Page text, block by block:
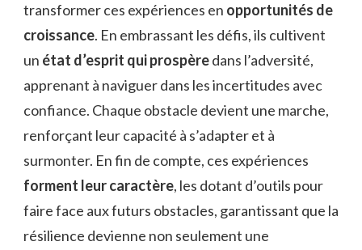
transformer ces expériences en opportunités de
croissance. En embrassant les défis, ils cultivent
un état d’esprit qui prospèredans l’adversité,
apprenant à naviguer dans les incertitudes avec
confiance. Chaque obstacle devient une marche,
renforçant leur capacité à s’adapter et à
surmonter. En fin de compte, ces expériences
forment leur caractère, les dotant d’outils pour
faire face aux futurs obstacles, garantissant que la
résilience devienne non seulement une